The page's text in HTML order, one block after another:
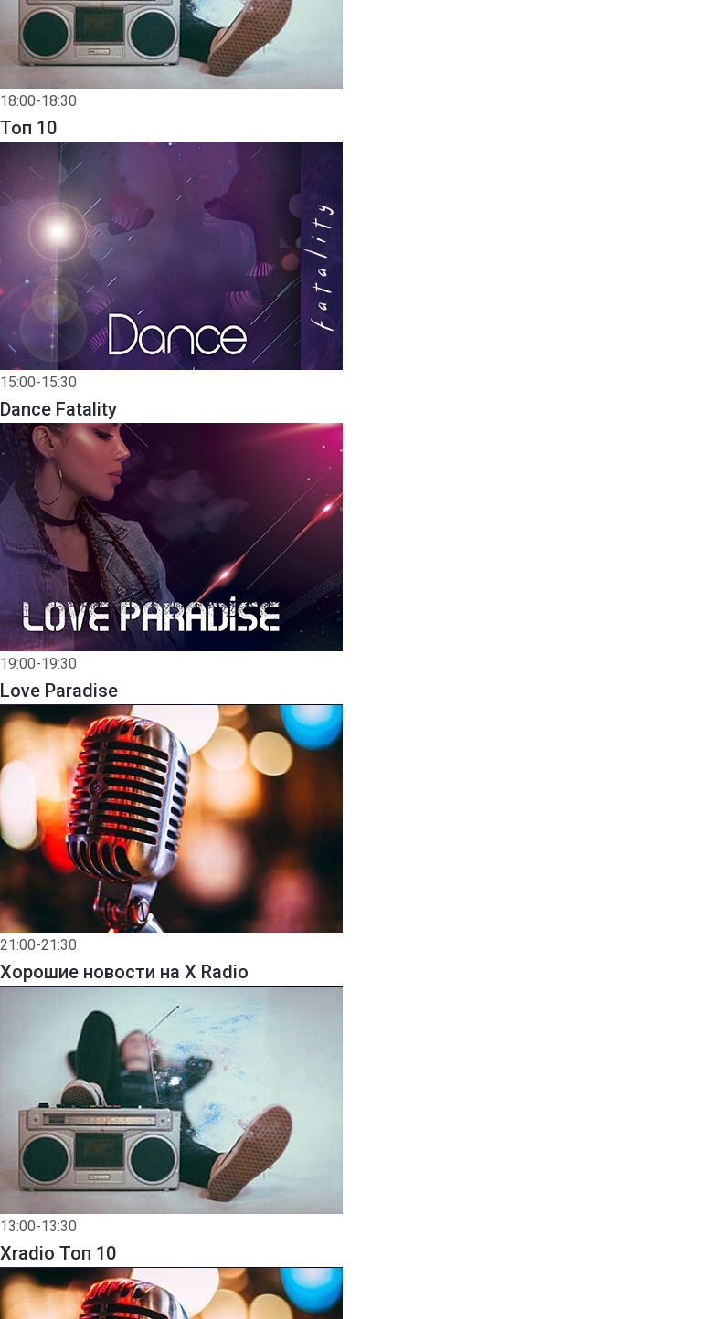
18:00-18:30
Toп 10
15:00-15:30
Dance Fatality
19:00-19:30
Love Paradise
21:00-21:30
Хорошие новости на X Radio
13:00-13:30
Xradio Топ 10